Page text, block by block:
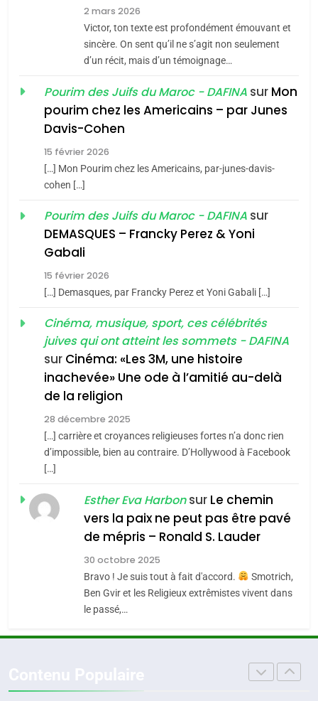
CE QUI NOUS MANQUE –
Jacques Hadida
JUDAISME
Maroc : Les amandes de
Tafraout, le miel de Tadla
du terroir
Oeil ravageur – Vanessa
De Loya Stauber
«Tu dis génocide, je dis
guerre»: La nouvelle
chanson de Boy George
ISRAÉL JUDAISME
Accords d’Isaac:
l’alliance pourrait
s’étendre à 13 pays
d’Amérique latine
ISRAÉL JUDAISME
2025, l’année la plus
meurtrière selon le
FIÈRE, DIGNE ET RÉSILIENTE :
2 mars 2026
Victor, ton texte est profondément émouvant et
sincère. On sent qu’il ne s’agit non seulement
d’un récit, mais d’un témoignage…
Pourim des Juifs du Maroc - DAFINA sur Mon
pourim chez les Americains – par Junes
Davis-Cohen
15 février 2026
[…] Mon Pourim chez les Americains, par-junes-davis-
cohen […]
Pourim des Juifs du Maroc - DAFINA sur
DEMASQUES – Francky Perez & Yoni
Gabali
15 février 2026
[…] Demasques, par Francky Perez et Yoni Gabali […]
Cinéma, musique, sport, ces célébrités
juives qui ont atteint les sommets - DAFINA
sur Cinéma: «Les 3M, une histoire
inachevée» Une ode à l’amitié au-delà
de la religion
28 décembre 2025
[…] carrière et croyances religieuses fortes n’a donc rien
d’impossible, bien au contraire. D’Hollywood à Facebook
[…]
Esther Eva Harbonsur Le chemin
vers la paix ne peut pas être pavé
de mépris – Ronald S. Lauder
30 octobre 2025
Bravo ! Je suis tout à fait d'accord.
Smotrich,
Ben Gvir et les Religieux extrêmistes vivent dans
le passé,…
meurtrière selon le rapport
l’antisémitisme
FIÈRE, DIGNE ET RÉSILIENTE :
POURQUOI JE REVENDIQUE
MA JUDAÏTE par Thérèse
Zrihen-Dvir
ISRAÉL
CE QUI NOUS MANQUE –
JUDAISME
Maroc : Les amandes de
Tafraout, le miel de Tadla
Azilal consacrés produits
du terroir
DAFINA MAROC
Oeil ravageur – Vanessa De